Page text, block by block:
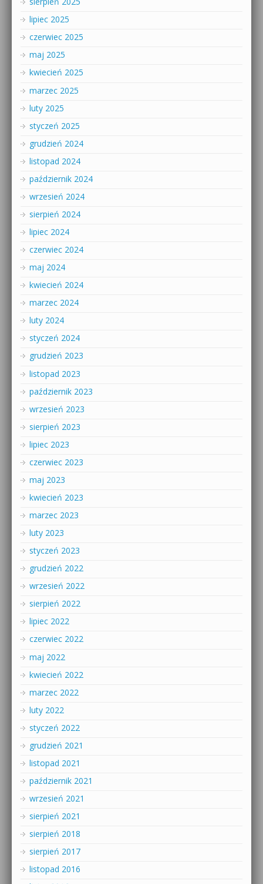
lipiec 2025
czerwiec 2025
maj 2025
kwiecień 2025
marzec 2025
luty 2025
styczeń 2025
grudzień 2024
listopad 2024
październik 2024
wrzesień 2024
sierpień 2024
lipiec 2024
czerwiec 2024
maj 2024
kwiecień 2024
marzec 2024
luty 2024
styczeń 2024
grudzień 2023
listopad 2023
październik 2023
wrzesień 2023
sierpień 2023
lipiec 2023
czerwiec 2023
maj 2023
kwiecień 2023
marzec 2023
luty 2023
styczeń 2023
grudzień 2022
wrzesień 2022
sierpień 2022
lipiec 2022
czerwiec 2022
maj 2022
kwiecień 2022
marzec 2022
luty 2022
styczeń 2022
grudzień 2021
listopad 2021
październik 2021
wrzesień 2021
sierpień 2021
sierpień 2018
sierpień 2017
listopad 2016